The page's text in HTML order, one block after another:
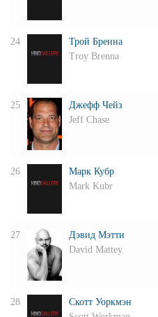
24
Трой Бренна
Troy Brenna
25
Джефф Чейз
Jeff Chase
26
Марк Кубр
Mark Kubr
27
Дэвид Мэтти
David Mattey
28
Скотт Уоркмэн